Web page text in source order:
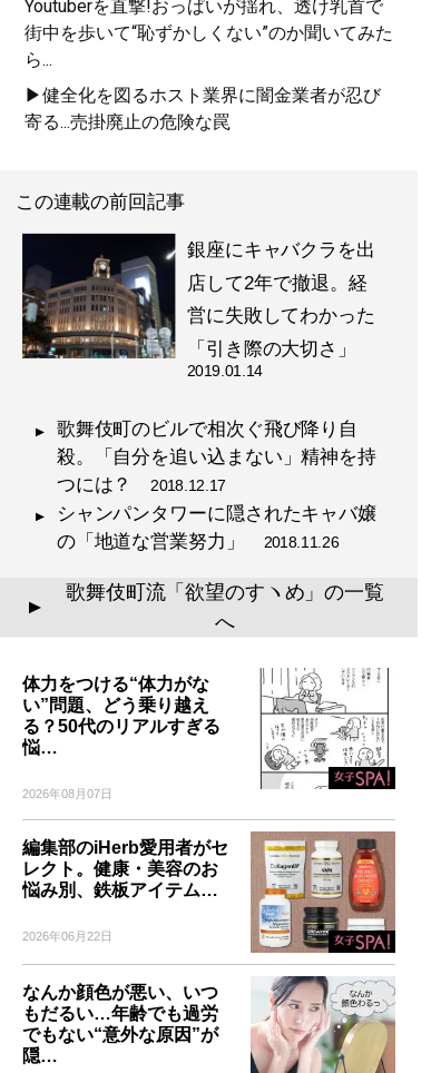
Youtuberを直撃!おっぱいが揺れ、透け乳首で
街中を歩いて“恥ずかしくない”のか聞いてみた
ら...
▶健全化を図るホスト業界に闇金業者が忍び
寄る...売掛廃止の危険な罠
この連載の前回記事
銀座にキャバクラを出
店して2年で撤退。経
営に失敗してわかった
「引き際の大切さ」
2019.01.14
歌舞伎町のビルで相次ぐ飛び降り自
殺。「自分を追い込まない」精神を持
つには？2018.12.17
シャンパンタワーに隠されたキャバ嬢
の「地道な営業努力」 2018.11.26
▲
歌舞伎町流「欲望のすヽめ」の一覧
へ
体力をつける“体力がな
い”問題、どう乗り越え
る？50代のリアルすぎる
悩…
2026年08月07日
編集部のiHerb愛用者がセ
レクト。健康・美容のお
悩み別、鉄板アイテム…
2026年06月22日
なんか顔色が悪い、いつ
もだるい…年齢でも過労
でもない“意外な原因”が
隠…